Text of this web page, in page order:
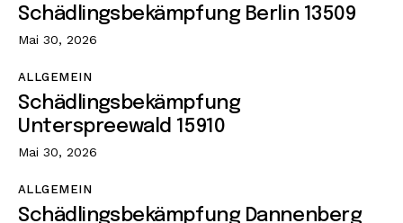
Schädlingsbekämpfung Berlin 13509
Mai 30, 2026
ALLGEMEIN
Schädlingsbekämpfung
Unterspreewald 15910
Mai 30, 2026
ALLGEMEIN
Schädlingsbekämpfung Dannenberg